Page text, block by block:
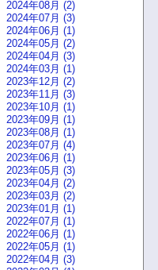
2024年08月 (2)
2024年07月 (3)
2024年06月 (1)
2024年05月 (2)
2024年04月 (3)
2024年03月 (1)
2023年12月 (2)
2023年11月 (3)
2023年10月 (1)
2023年09月 (1)
2023年08月 (1)
2023年07月 (4)
2023年06月 (1)
2023年05月 (3)
2023年04月 (2)
2023年03月 (2)
2023年01月 (1)
2022年07月 (1)
2022年06月 (1)
2022年05月 (1)
2022年04月 (3)